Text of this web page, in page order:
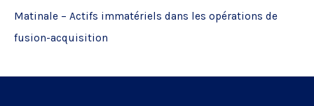
:
Matinale – Actifs immatériels dans les opérations de
fusion-acquisition